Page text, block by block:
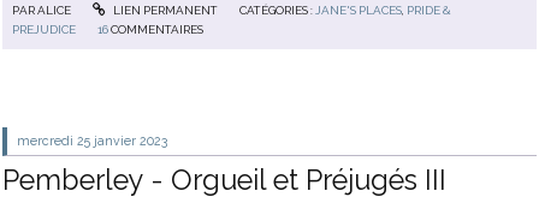
PARALICE LIEN PERMANENT CATÉGORIES : JANE'S PLACES PRIDE &
PREJUDICE
16 COMMENTAIRES
mercredi 25 janvier 2023
Pemberley - Orgueil et Préjugés III